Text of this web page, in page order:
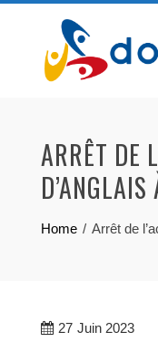
content
ARRÊT DE
Home Arrêt de
27 Juin 2023